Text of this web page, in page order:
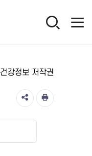
건강정보 저작권